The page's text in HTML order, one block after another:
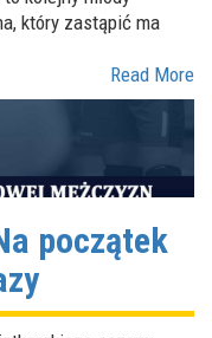
który zastąpić ma
Read More
początek